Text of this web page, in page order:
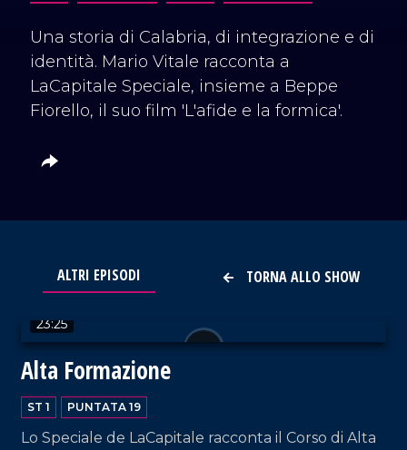
Una storia di Calabria, di integrazione e di
identità. Mario Vitale racconta a
LaCapitale Speciale, insieme a Beppe
Fiorello, il suo film 'L'afide e la formica'.
TORNA ALLO SHOW
ALTRI EPISODI
23:25
Alta Formazione
ST 1 PUNTATA 19
Lo Speciale de LaCapitale racconta il Corso di Alta